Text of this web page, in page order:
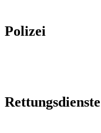
Polizei
Rettungsdienste